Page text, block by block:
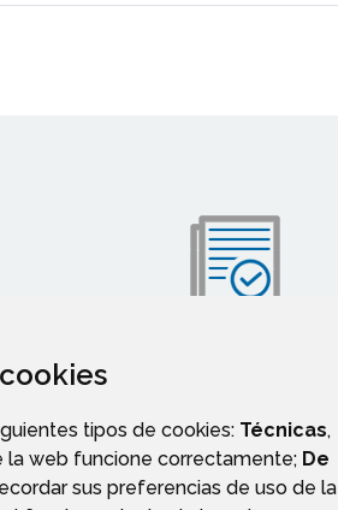
tipos de cookies: Técnicas,
la web funcione correctamente; De
sus preferencias de uso de